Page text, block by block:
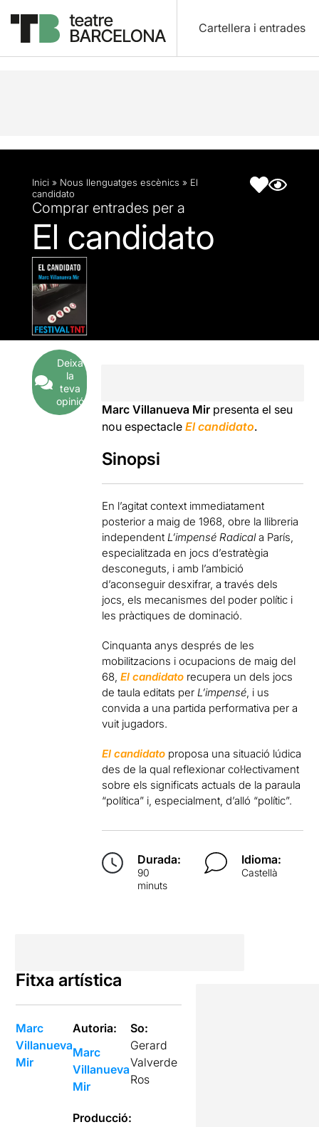
Cartellera i entrades
Descripció Fitxa artística Articles
Inici » Nous llenguatges escènics » El
candidato
Comprar entrades per a
El candidato
Deixa
la
teva
opinió
Marc Villanueva Mir presenta el seu
nou espectacleEl candidato.
Sinopsi
En l’agitat context immediatament
posterior a maig de 1968, obre la llibreria
independentL’impensé Radicala París,
especialitzada en jocs d’estratègia
desconeguts, i amb l’ambició
d’aconseguir desxifrar, a través dels
jocs, els mecanismes del poder polític i
les pràctiques de dominació.
Cinquanta anys després de les
mobilitzacions i ocupacions de maig del
68,El candidato recupera un dels jocs
de taula editats perL’impensé, i us
convida a una partida performativa per a
vuit jugadors.
El candidato proposa una situació lúdica
des de la qual reflexionar col·lectivament
sobre els significats actuals de la paraula
“política” i, especialment, d’alló “polític”.
Durada:
90
minuts
Idioma:
Castellà
Fitxa artística
Marc
Villanueva
Mir
Autoria:
Marc
Villanueva
Mir
So:
Gerard
Valverde
Ros
Producció: